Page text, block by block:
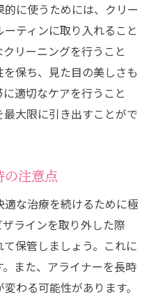
に使うためには、クリー
ティンに取り入れること
リーニングを行うこと
保ち、見た目の美しさも
適切なケアを行うこと
大限に引き出すことがで
の注意点
な治療を続けるために極
ラインを取り外した際
保管しましょう。これに
また、アライナーを長時
わる可能性があります。